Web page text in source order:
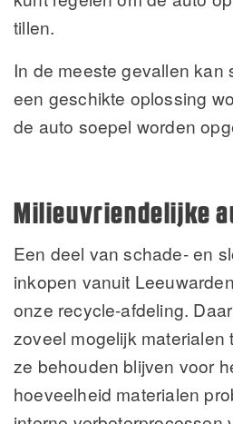
tillen.
In de meeste gevallen kan
een geschikte oplossing
de auto soepel worden
Milieuvriendelijke
Een deel van schade- en
inkopen vanuit
onze recycle-afdeling.
zoveel mogelijk materialen
ze behouden blijven voor
hoeveelheid materialen